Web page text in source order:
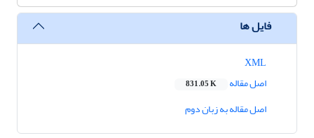
فایل ها
اصل مقاله
831.05 K
اصل مقاله به زبان دوم